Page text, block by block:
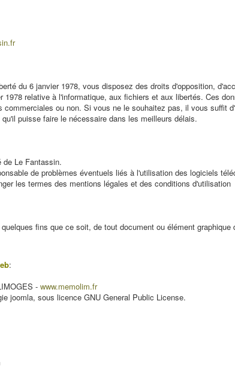
du 6 janvier 1978, vous disposez des droits d'opposition,
1978 relative à l'informatique, aux fichiers et aux libertés. Ces
commerciales ou non. Si vous ne le souhaitez pas, il vous suffit
puisse faire le nécessaire dans les meilleurs délais.
de Le Fantassin.
de problèmes éventuels liés à l'utilisation des logiciels
les termes des mentions légales et des conditions d'utilisation
fins que ce soit, de tout document ou élément
:
- www.memolim.fr
joomla, sous licence GNU General Public License.